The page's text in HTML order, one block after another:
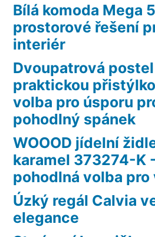
Bílá komoda Mega
prostorové řešení
interiér
Dvoupatrová
praktickou
volba pro úsporu
pohodlný spánek
WOOOD jídelní
karamel 373274-K
pohodlná volba
Úzký regál Calvia
elegance